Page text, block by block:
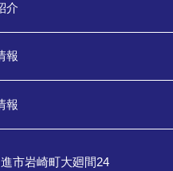
介
報
報
市岩崎町大廻間24